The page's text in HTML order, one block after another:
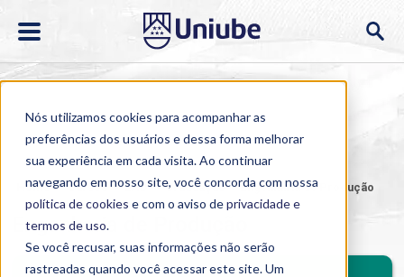
Nós utilizamos cookies para acompanhar as
preferências dos usuários e dessa forma melhorar
sua experiência em cada visita. Ao continuar
navegando em nosso site, você concorda com nossa
política de cookies e com o aviso deprivacidade e
termos de uso.
Se você recusar, suas informações não serão
rastreadas quando você acessar este site. Um
Home > Cursos > EAD > Graduação > Engenharia de Produção
Engenharia de Produção